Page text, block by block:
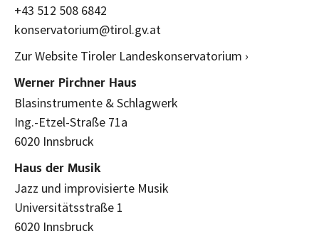
+43 512 508 6842
konservatorium@tirol.gv.at
Zur Website Tiroler Landeskonservatorium ›
Werner Pirchner Haus
Blasinstrumente & Schlagwerk
Ing.-Etzel-Straße 71a
6020 Innsbruck
Haus der Musik
Jazz und improvisierte Musik
Universitätsstraße 1
6020 Innsbruck